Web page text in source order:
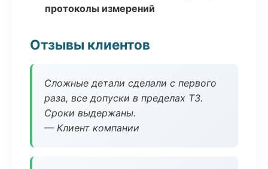
протоколы измерений
Отзывы клиентов
Сложные детали сделали с первого
раза, все допуски в пределах ТЗ.
Сроки выдержаны.
— Клиент компании